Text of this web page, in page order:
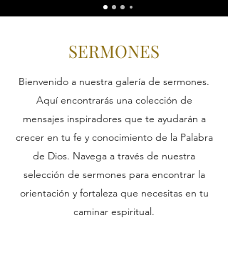
SERMONES
Bienvenido a nuestra galería de sermones.
Aquí encontrarás una colección de
mensajes inspiradores que te ayudarán a
crecer en tu fe y conocimiento de la Palabra
de Dios. Navega a través de nuestra
selección de sermones para encontrar la
orientación y fortaleza que necesitas en tu
caminar espiritual.